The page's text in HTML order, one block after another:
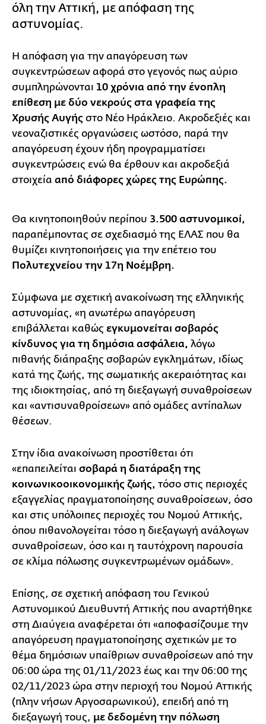
όλη την Αττική, με απόφαση της
αστυνομίας.
Η απόφαση για την απαγόρευση των
συγκεντρώσεων αφορά στο γεγονός πως αύριο
συμπληρώνονται 10 χρόνια από την ένοπλη
επίθεση με δύο νεκρούς στα γραφεία της
Χρυσής Αυγής στο Νέο Ηράκλειο. Ακροδεξιές και
νεοναζιστικές οργανώσεις ωστόσο, παρά την
απαγόρευση έχουν ήδη προγραμματίσει
συγκεντρώσεις ενώ θα έρθουν και ακροδεξιά
στοιχεία από διάφορες χώρες της Ευρώπης.
Θα κινητοποιηθούν περίπου 3.500 αστυνομικοί,
παραπέμποντας σε σχεδιασμό της ΕΛΑΣ που θα
θυμίζει κινητοποιήσεις για την επέτειο του
Πολυτεχνείου την 17η Νοέμβρη.
Σύμφωνα με σχετική ανακοίνωση της ελληνικής
αστυνομίας, «η ανωτέρω απαγόρευση
επιβάλλεται καθώς εγκυμονείται σοβαρός
κίνδυνος για τη δημόσια ασφάλεια, λόγω
πιθανής διάπραξης σοβαρών εγκλημάτων, ιδίως
κατά της ζωής, της σωματικής ακεραιότητας και
της ιδιοκτησίας, από τη διεξαγωγή συναθροίσεων
και «αντισυναθροίσεων» από ομάδες αντίπαλων
θέσεων.
Στην ίδια ανακοίνωση προστίθεται ότι
«επαπειλείται σοβαρά η διατάραξη της
κοινωνικοοικονομικής ζωής, τόσο στις περιοχές
εξαγγελίας πραγματοποίησης συναθροίσεων, όσο
και στις υπόλοιπες περιοχές του Νομού Αττικής,
όπου πιθανολογείται τόσο η διεξαγωγή ανάλογων
συναθροίσεων, όσο και η ταυτόχρονη παρουσία
σε κλίμα πόλωσης συγκεντρωμένων ομάδων».
Επίσης, σε σχετική απόφαση του Γενικού
Αστυνομικού Διευθυντή Αττικής που αναρτήθηκε
στη Διαύγεια αναφέρεται ότι «αποφασίζουμε την
απαγόρευση πραγματοποίησης σχετικών με το
θέμα δημόσιων υπαίθριων συναθροίσεων από την
06:00 ώρα της 01/11/2023 έως και την 06:00 της
02/11/2023 ώρα στην περιοχή του Νομού Αττικής
(πλην νήσων Αργοσαρωνικού), επειδή από τη
διεξαγωγή τους, με δεδομένη την πόλωση